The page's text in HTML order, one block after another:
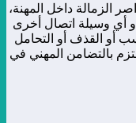
الزمالة داخل المهنة،
أو أي وسيلة اتصال أخرى
أو القذف أو التحامل
بالتضامن المهني في